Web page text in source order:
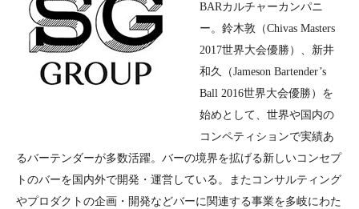
BARカルチャーカンパニ
ー。鈴木敦（Chivas Masters
2017世界大会優勝）、新井
和久（Jameson Bartender’s
Ball 2016世界大会優勝）を
始めとして、世界や国内の
コンペティションで実績あ
るバーテンダーが多数活躍。バーの境界を拡げる新しいコンセプ
トのバーを国内外で開発・運営している。またコンサルティング
やプロダクトの企画・開発などバーに関連する事業を多岐にわた